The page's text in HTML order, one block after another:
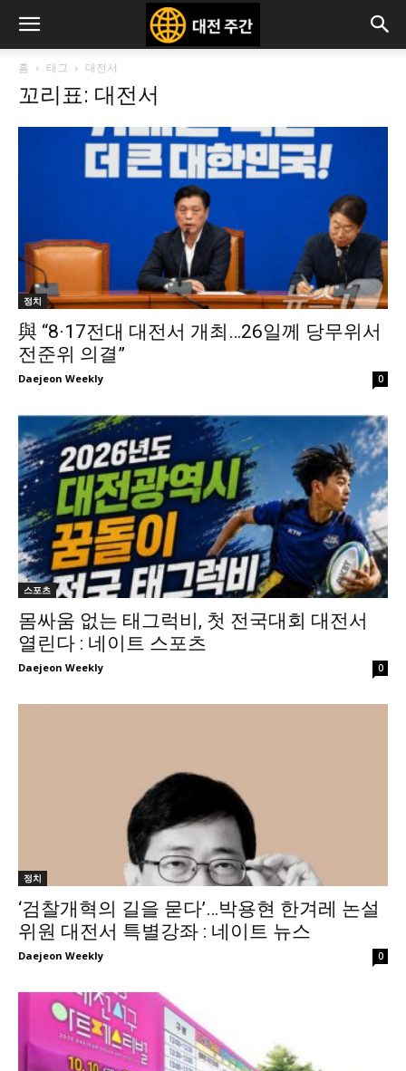
홈 태그 대전서
꼬리표: 대전서
정치
與 “8·17전대 대전서 개최…26일께 당무위서
전준위 의결”
Daejeon Weekly 0
스포츠
몸싸움 없는 태그럭비, 첫 전국대회 대전서
열린다 : 네이트 스포츠
Daejeon Weekly 0
정치
‘검찰개혁의 길을 묻다’…박용현 한겨레 논설
위원 대전서 특별강좌 : 네이트 뉴스
Daejeon Weekly 0